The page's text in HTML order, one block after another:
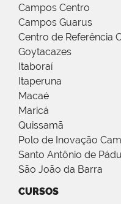
Campos Centro
Campos Guarus
Centro de Referência
Goytacazes
Itaboraí
Itaperuna
Macaé
Maricá
Quissamã
Polo de Inovação
Santo Antônio de
São João da Barra
CURSOS